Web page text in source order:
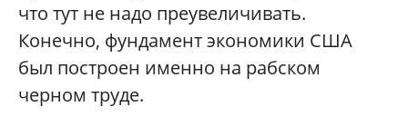
что тут не надо преувеличивать.
Конечно, фундамент экономики США
был построен именно на рабском
черном труде.